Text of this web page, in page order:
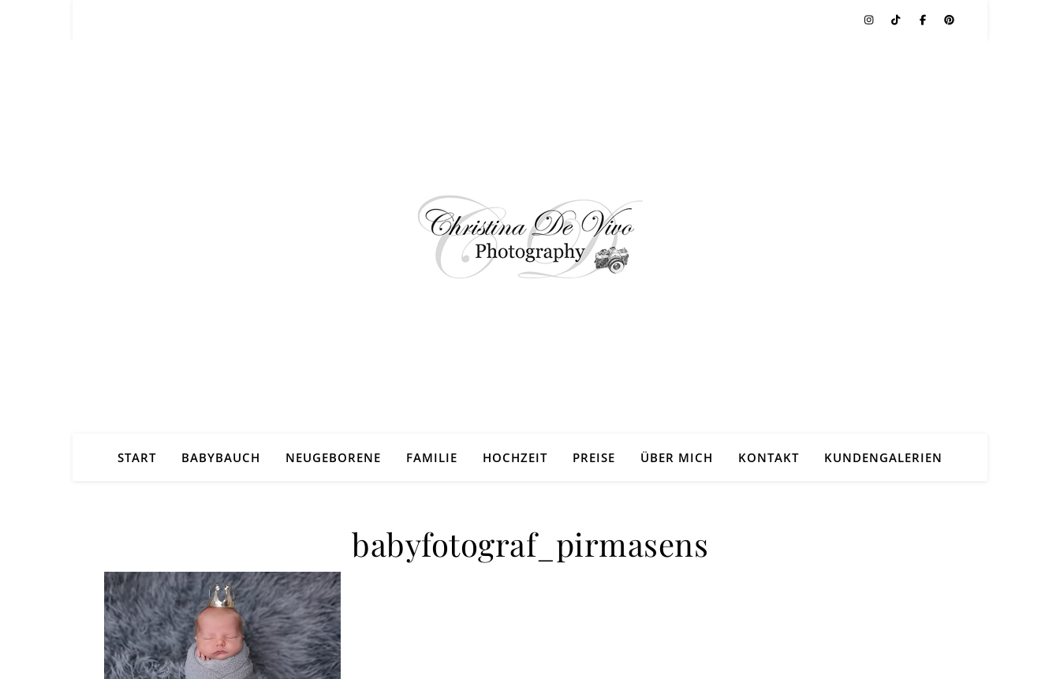
START BABYBAUCH NEUGEBORENE FAMILIE HOCHZEIT PREISE ÜBER MICH KONTAKT KUNDENGALERIEN
babyfotograf_pirmasens